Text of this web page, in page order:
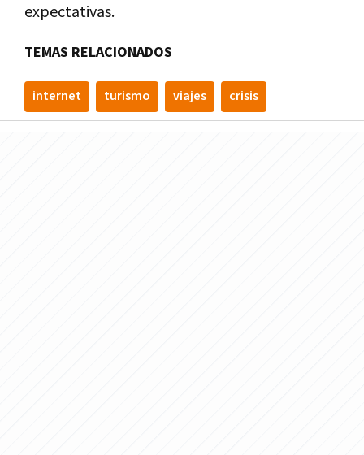
expectativas.
TEMAS RELACIONADOS
internet turismo viajes crisis